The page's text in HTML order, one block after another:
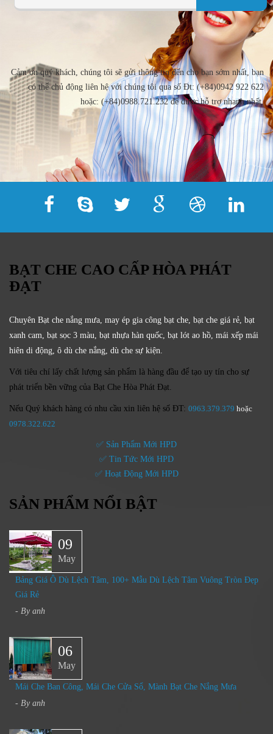
Cảm ơn quý khách, chúng tôi sẽ gửi thông tin đến cho bạn sớm nhất, bạn
có thể chủ động liên hệ với chúng tôi qua số Đt: (+84)0942 922 622
hoặc: (+84)0988.721.232 để được hỗ trợ nhanh nhất.
BẠT CHE CAO CẤP HÒA PHÁT
ĐẠT
Chuyên Bạt che nắng mưa, may ép gia công bạt che, bạt che giá rẻ, bạt
xanh cam, bạt sọc 3 màu, bạt nhựa hàn quốc, bạt lót ao hồ, mái xếp mái
hiên di động, ô dù che nắng, dù che sự kiện.
Với tiêu chí lấy chất lượng sản phẩm là hàng đầu để tạo uy tín cho sự
phát triển bền vững của Bạt Che Hòa Phát Đạt.
Nếu Quý khách hàng có nhu cầu xin liên hệ số ĐT: 0963.379.379 hoặc
0978.322.622
✅ Sản Phẩm Mới HPD
✅ Tin Tức Mới HPD
✅ Hoạt Động Mới HPD
SẢN PHẨM NỔI BẬT
09
May
Bảng Giá Ô Dù Lệch Tâm, 100+ Mẫu Dù Lệch Tâm Vuông Tròn Đẹp
Giá Rẻ
- By anh
06
May
Mái Che Ban Công, Mái Che Cửa Sổ, Mành Bạt Che Nắng Mưa​
- By anh